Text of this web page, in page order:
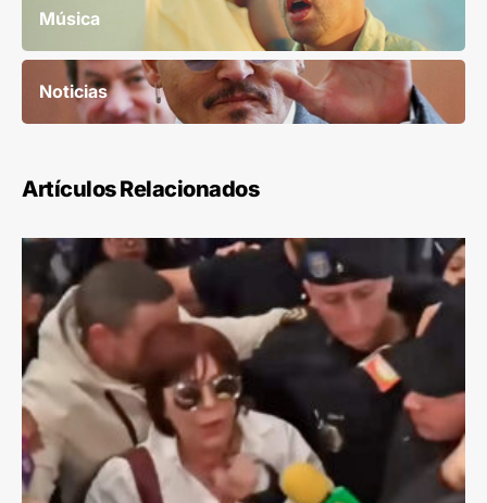
Música
Noticias
Artículos Relacionados